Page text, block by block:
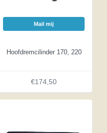
Mail mij
Hoofdremcilinder 170, 220
€174,50